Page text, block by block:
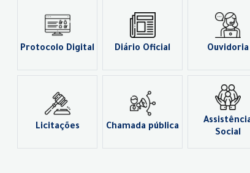
Protocolo Digital Diário Oficial Ouvidoria
Licitações Chamada pública
Social